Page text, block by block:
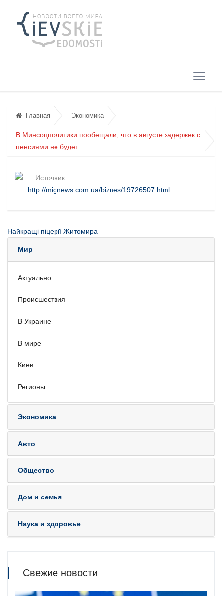
Главная Экономика
В Минсоцполитики пообещали, что в августе задержек с
пенсиями не будет
Источник:
http://mignews.com.ua/biznes/19726507.html
Найкращі піцерії Житомира
Мир
Актуально
Происшествия
В Украине
В мире
Киев
Регионы
Экономика
Авто
Общество
Дом и семья
Наука и здоровье
Свежие новости